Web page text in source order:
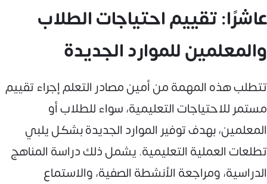
عاشرًا: تقييم احتياجات الطلاب
والمعلمين للموارد الجديدة
تتطلب هذه المهمة من أمين مصادر التعلم إجراء تقييم
مستمر للاحتياجات التعليمية، سواء للطلاب أو
المعلمين، بهدف توفير الموارد الجديدة بشكل يلبي
تطلعات العملية التعليمية. يشمل ذلك دراسة المناهج
الدراسية، ومراجعة الأنشطة الصفية، والاستماع